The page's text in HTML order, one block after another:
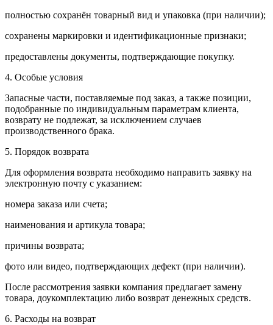
полностью сохранён товарный вид и упаковка (при наличии);
сохранены маркировки и идентификационные признаки;
предоставлены документы, подтверждающие покупку.
4. Особые условия
Запасные части, поставляемые под заказ, а также позиции,
подобранные по индивидуальным параметрам клиента,
возврату не подлежат, за исключением случаев
производственного брака.
5. Порядок возврата
Для оформления возврата необходимо направить заявку на
электронную почту с указанием:
номера заказа или счета;
наименования и артикула товара;
причины возврата;
фото или видео, подтверждающих дефект (при наличии).
После рассмотрения заявки компания предлагает замену
товара, доукомплектацию либо возврат денежных средств.
6. Расходы на возврат